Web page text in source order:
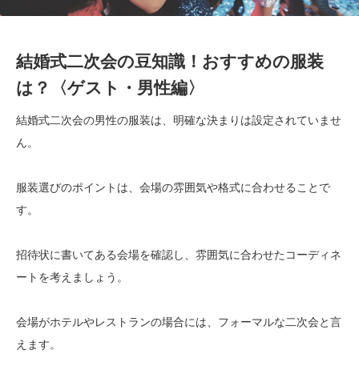
結婚式二次会の豆知識！おすすめの服装
は？〈ゲスト・男性編〉
結婚式二次会の男性の服装は、明確な決まりは設定されていませ
ん。
服装選びのポイントは、会場の雰囲気や格式に合わせることで
す。
招待状に書いてある会場を確認し、雰囲気に合わせたコーディネ
ートを考えましょう。
会場がホテルやレストランの場合には、フォーマルな二次会と言
えます。